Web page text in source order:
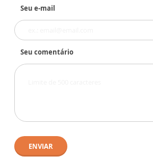
Seu e-mail
Seu comentário
ENVIAR